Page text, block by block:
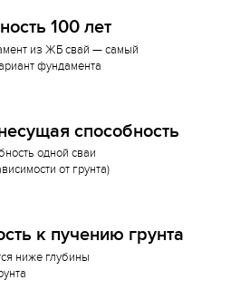
100 лет
из ЖБ свай — самый
фундамента
способность
одной сваи
от грунта)
к пучению грунта
ниже глубины